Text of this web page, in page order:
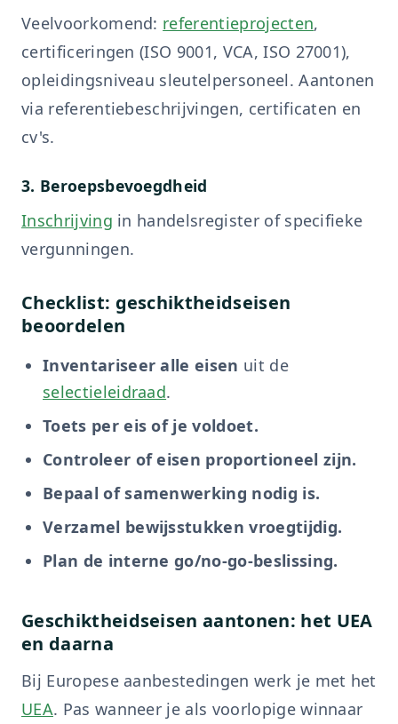
Veelvoorkomend: referentieprojecten,
certificeringen (ISO 9001, VCA, ISO 27001),
opleidingsniveau sleutelpersoneel. Aantonen
via referentiebeschrijvingen, certificaten en
cv's.
3. Beroepsbevoegdheid
Inschrijving in handelsregister of specifieke
vergunningen.
Checklist: geschiktheidseisen
beoordelen
Inventariseer alle eisen uit de
selectieleidraad.
Toets per eis of je voldoet.
Controleer of eisen proportioneel zijn.
Bepaal of samenwerking nodig is.
Verzamel bewijsstukken vroegtijdig.
Plan de interne go/no-go-beslissing.
Geschiktheidseisen aantonen: het UEA
en daarna
Bij Europese aanbestedingen werk je met het
UEA. Pas wanneer je als voorlopige winnaar